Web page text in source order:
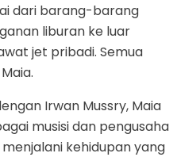
dari barang-barang
liburan ke luar
jet pribadi. Semua
Irwan Mussry, Maia
musisi dan pengusaha
menjalani kehidupan yang